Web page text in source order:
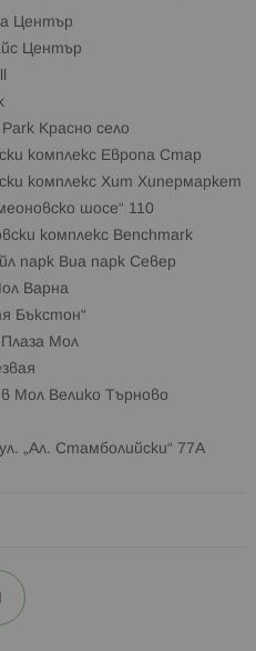
Център
Център
Красно село
комплекс Европа Стар
комплекс Хит Хипермаркет
шосе“ 110
комплекс Benchmark
парк Виа парк Север
Варна
Бъкстон“
Плаза Мол
Мол Велико Търново
„Ал. Стамболийски“ 77А